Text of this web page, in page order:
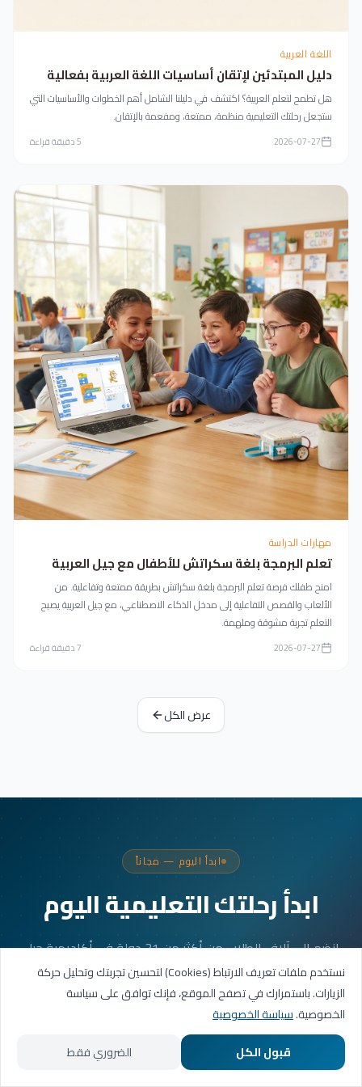
اللغة العربية
دليل المبتدئين لإتقان أساسيات اللغة العربية بفعالية
هل تطمح لتعلم العربية؟ اكتشف في دليلنا الشامل أهم الخطوات والأساسيات التي
ستجعل رحلتك التعليمية منظمة، ممتعة، ومفعمة بالإتقان.
2026-07-27
5دقيقة قراءة
مهارات الدراسة
تعلم البرمجة بلغة سكراتش للأطفال مع جيل العربية
امنح طفلك فرصة تعلم البرمجة بلغة سكراتش بطريقة ممتعة وتفاعلية. من
الألعاب والقصص التفاعلية إلى مدخل الذكاء الاصطناعي، مع جيل العربية يصبح
التعلم تجربة مشوقة وملهمة.
2026-07-27
7دقيقة قراءة
عرض الكل
ابدأ اليوم — مجاناً
ابدأ رحلتك التعليمية اليوم
انضم إلى آلاف الطلاب من أكثر من 31 دولة في أكاديمية جيل
العربية. جلستك الأولى مجانية.
احجز حصتك التجريبية
تواصل عبر واتساب
الرئيسية المسارات التعليمية
نستخدم ملفات تعريف الارتباط (Cookies) لتحسين تجربتك وتحليل حركة
الزيارات. باستمرارك في تصفح الموقع، فإنك توافق على سياسة
الخصوصية.سياسة الخصوصية
قبول الكل
الضروري فقط